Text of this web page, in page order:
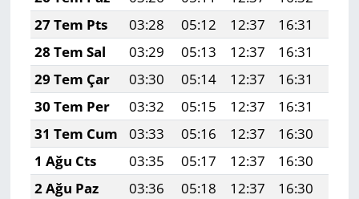
27 Tem Pts
03:28 05:12 12:37 16:31
28 Tem Sal
03:29 05:13 12:37 16:31
29 Tem Çar
03:30 05:14 12:37 16:31
30 Tem Per
03:32 05:15 12:37 16:31
31 Tem Cum
03:33 05:16 12:37 16:30
1 Ağu Cts
03:35 05:17 12:37 16:30
2 Ağu Paz
03:36 05:18 12:37 16:30